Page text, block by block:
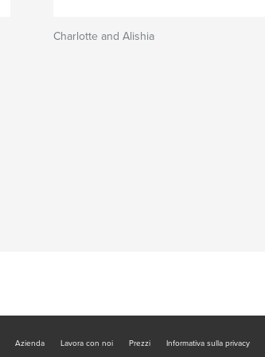
Charlotte and Alishia
Azienda Lavora con noi Prezzi Informativa sulla privacy